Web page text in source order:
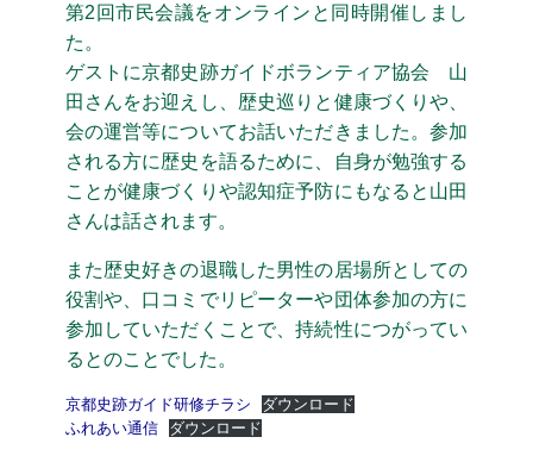
第2回市民会議をオンラインと同時開催しまし
た。
ゲストに京都史跡ガイドボランティア協会 山
田さんをお迎えし、歴史巡りと健康づくりや、
会の運営等についてお話いただきました。参加
される方に歴史を語るために、自身が勉強する
ことが健康づくりや認知症予防にもなると山田
さんは話されます。
また歴史好きの退職した男性の居場所としての
役割や、口コミでリピーターや団体参加の方に
参加していただくことで、持続性につがってい
るとのことでした。
京都史跡ガイド研修チラシ
ダウンロード
ふれあい通信
ダウンロード